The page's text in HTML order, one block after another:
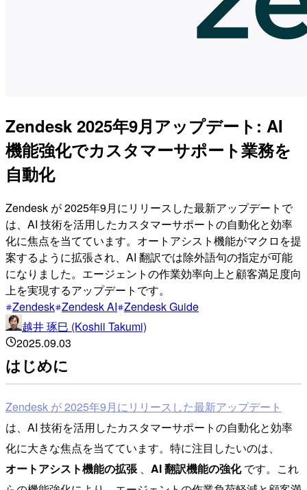
Zendesk 2025年9月アップデート: AI
機能強化でカスタマーサポート業務を
自動化
Zendesk が 2025年9月にリリースした最新アップデートで
は、AI 技術を活用したカスタマーサポートの自動化と効率
化に焦点を当てています。オートアシスト機能がマクロを提
案するように拡張され、AI 翻訳では除外語句の指定が可能
になりました。エージェントの作業効率向上と顧客満足度向
上を実現するアップデートです。
Zendesk Zendesk AI Zendesk Guide
越井 琢巳 (Koshii Takumi)
2025.09.03
はじめに
Zendesk が 2025年9月にリリースした最新アップデート
は、AI 技術を活用したカスタマーサポートの自動化と効率
化に大きな焦点を当てています。特に注目したいのは、
オートアシスト機能の拡張、 AI 翻訳機能の強化です。これ